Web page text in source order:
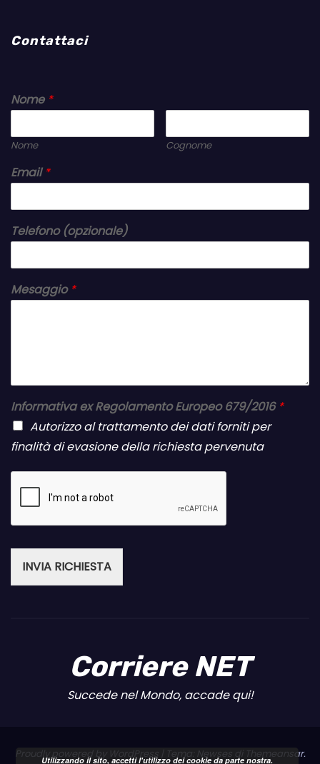
Contattaci
Nome *
Nome Cognome
Email *
Telefono (opzionale)
Mesaggio *
Informativa ex Regolamento Europeo 679/2016 *
Autorizzo al trattamento dei dati forniti per
finalità di evasione della richiesta pervenuta
INVIA RICHIESTA
Corriere NET
Succede nel Mondo, accade qui!
Proudly powered by WordPress | Tema: Newses di Themeansar.
Utilizzando il sito, accetti l'utilizzo dei cookie da parte nostra.